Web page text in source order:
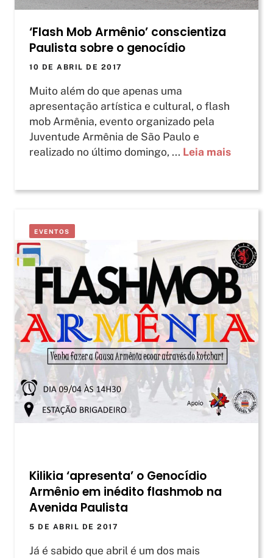
‘Flash Mob Armênio’ conscientiza
Paulista sobre o genocídio
10 DE ABRIL DE 2017
Muito além do que apenas uma
apresentação artística e cultural, o flash
mob Armênia, evento organizado pela
Juventude Armênia de São Paulo e
realizado no último domingo, ... Leia mais
EVENTOS
Kilikia ‘apresenta’ o Genocídio
Armênio em inédito flashmob na
Avenida Paulista
5 DE ABRIL DE 2017
Já é sabido que abril é um dos mais